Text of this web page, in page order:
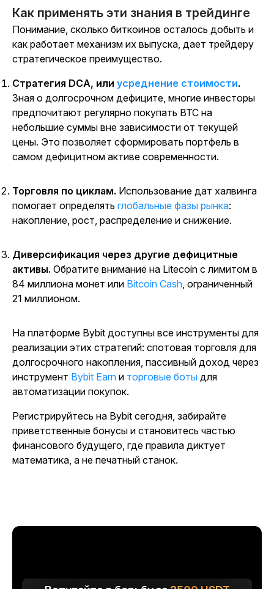
Как применять эти знания в трейдинге
Понимание, сколько биткоинов осталось добыть и
как работает механизм их выпуска, дает трейдеру
стратегическое преимущество.
Стратегия DCA, или усреднение стоимости.
Зная о долгосрочном дефиците, многие инвесторы
предпочитают регулярно покупать BTC на
небольшие суммы вне зависимости от текущей
цены. Это позволяет сформировать портфель в
самом дефицитном активе современности.
Торговля по циклам. Использование дат халвинга
помогает определять глобальные фазы рынка:
накопление, рост, распределение и снижение.
Диверсификация через другие дефицитные
активы. Обратите внимание на Litecoin слимитом в
84 миллиона монет или Bitcoin Cash, ограниченный
21 миллионом.
На платформе Bybit доступны все инструменты для
реализации этих стратегий: спотовая торговля для
долгосрочного накопления, пассивный доход через
инструмент Bybit Earn и торговые боты для
автоматизации покупок.
Регистрируйтесь на Bybit сегодня, забирайте
приветственные бонусы и становитесь частью
финансового будущего, где правила диктует
математика, а не печатный станок.